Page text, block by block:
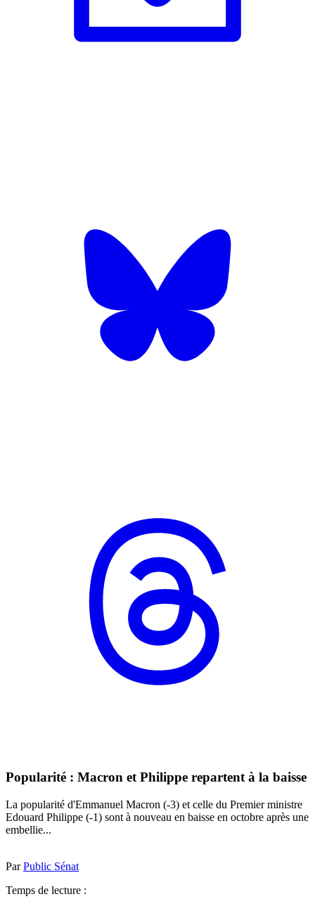
Popularité : Macron et Philippe repartent à la baisse
La popularité d'Emmanuel Macron (-3) et celle du Premier ministre
Edouard Philippe (-1) sont à nouveau en baisse en octobre après une
embellie...
ParPublic Sénat
Temps de lecture :